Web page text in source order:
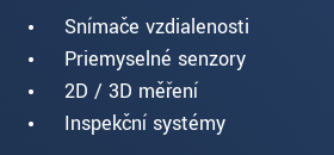
Snímače vzdialenosti
Priemyselné senzory
2D / 3D měření
Inspekční systémy